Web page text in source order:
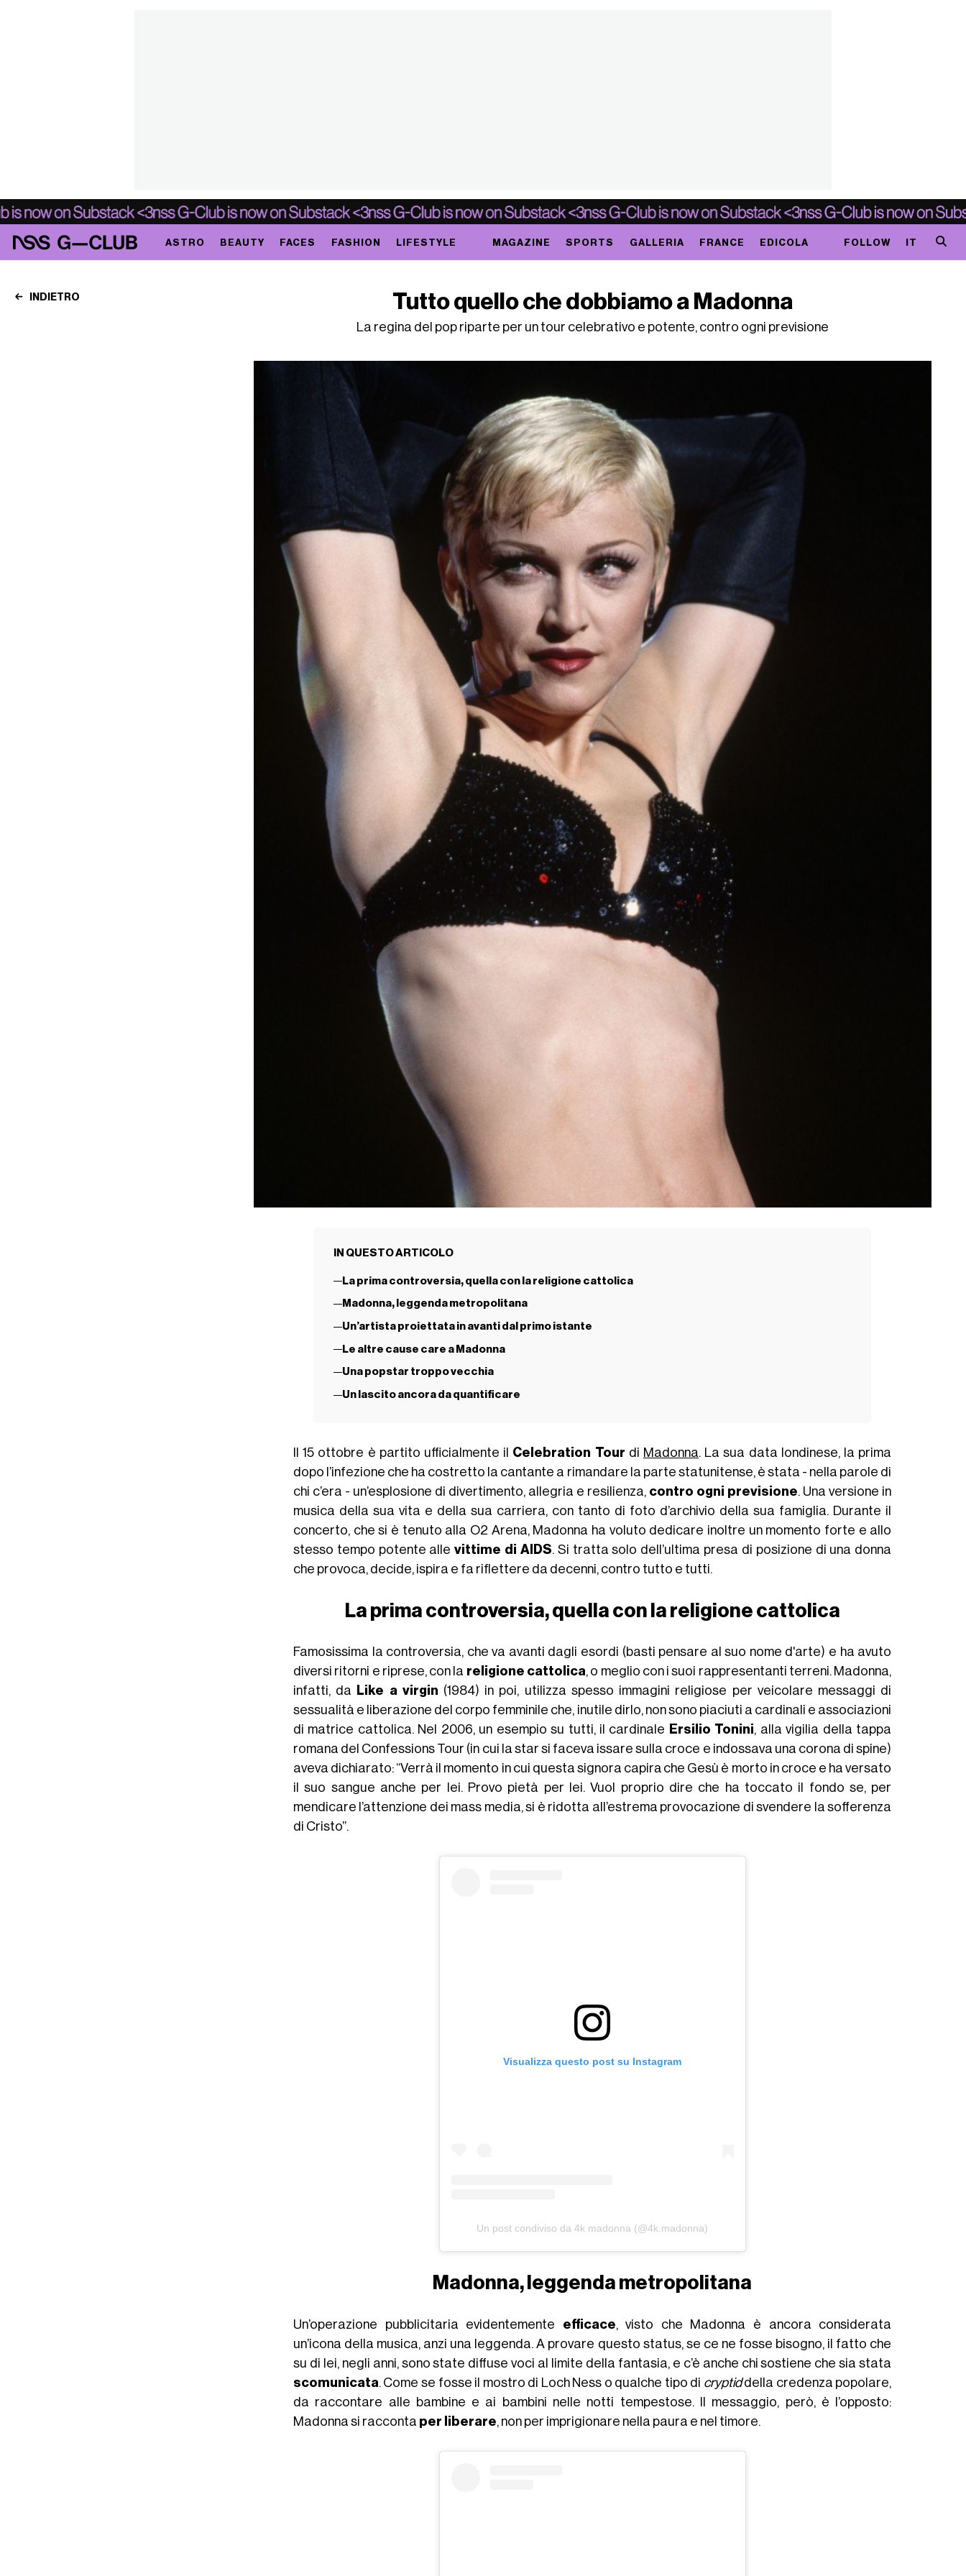
ASTRO BEAUTY FACES FASHION LIFESTYLE MAGAZINE SPORTS GALLERIA FRANCE EDICOLA FOLLOW IT
INDIETRO Tutto quello che dobbiamo a Madonna
La regina del pop riparte per un tour celebrativo e potente, contro ogni previsione
IN QUESTO ARTICOLO
La prima controversia, quella con la religione cattolica
Madonna, leggenda metropolitana
Un’artista proiettata in avanti dal primo istante
Le altre cause care a Madonna
Una popstar troppo vecchia
Un lascito ancora da quantificare
Il 15 ottobre è partito ufficialmente il Celebration Tour di Madonna. La sua data londinese, la prima
dopo l’infezione che ha costretto la cantante a rimandare la parte statunitense, è stata - nella parole di
chi c’era - un’esplosione di divertimento, allegria e resilienza, contro ogni previsione. Una versione in
musica della sua vita e della sua carriera, con tanto di foto d’archivio della sua famiglia. Durante il
concerto, che si è tenuto alla O2 Arena, Madonna ha voluto dedicare inoltre un momento forte e allo
stesso tempo potente allevittime di AIDS. Si tratta solo dell’ultima presa di posizione di una donna
che provoca, decide, ispira e fa riflettere da decenni, contro tutto e tutti.
La prima controversia, quella con la religione cattolica
Famosissima la controversia, che va avanti dagli esordi (basti pensare al suo nome d'arte) e ha avuto
diversi ritorni e riprese, con la religione cattolica, o meglio con i suoi rappresentanti terreni. Madonna,
infatti, da
Like a virgin (1984) in poi, utilizza spesso immagini religiose per veicolare messaggi di
sessualità e liberazione del corpo femminile che, inutile dirlo, non sono piaciuti a cardinali e associazioni
di matrice cattolica. Nel 2006, un esempio su tutti, il cardinale
Ersilio Tonini, alla vigilia della tappa
romana del Confessions Tour (in cui la star si faceva issare sulla croce e indossava una corona di spine)
aveva dichiarato: “Verrà il momento in cui questa signora capirа che Gesù è morto in croce e ha versato
il suo sangue anche per lei. Provo pietà per lei. Vuol proprio dire che ha toccato il fondo se, per
mendicare l’attenzione dei mass media, si è ridotta all’estrema provocazione di svendere la sofferenza
di Cristo”.
Visualizza questo post su Instagram
Un post condiviso da 4k madonna (@4k.madonna)
Madonna, leggenda metropolitana
Un’operazione pubblicitaria evidentemente efficace, visto che Madonna è ancora considerata
un’icona della musica, anzi una leggenda. A provare questo status, se ce ne fosse bisogno, il fatto che
su di lei, negli anni, sono state diffuse voci al limite della fantasia, e c’è anche chi sostiene che sia stata
scomunicata. Come se fosse il mostro di Loch Ness o qualche tipo di cryptiddella credenza popolare,
da raccontare alle bambine e ai bambini nelle notti tempestose. Il messaggio, però, è l’opposto:
Madonna si racconta per liberare, non per imprigionare nella paura e nel timore.